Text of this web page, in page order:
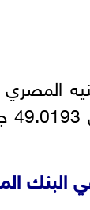
البنك